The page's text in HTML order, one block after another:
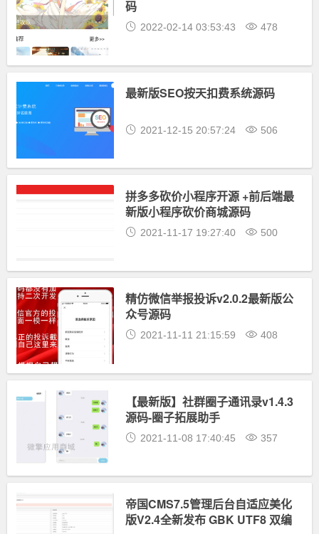
码
2022-02-14 03:53:43 478
最新版SEO按天扣费系统源码
2021-12-15 20:57:24 506
拼多多砍价小程序开源 +前后端最
新版小程序砍价商城源码
2021-11-17 19:27:40 500
精仿微信举报投诉v2.0.2最新版公
众号源码
2021-11-11 21:15:59 408
【最新版】社群圈子通讯录v1.4.3
源码-圈子拓展助手
2021-11-08 17:40:45 357
帝国CMS7.5管理后台自适应美化
版V2.4全新发布 GBK UTF8 双编